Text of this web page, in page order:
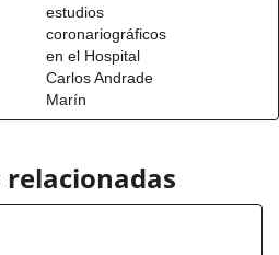
estudios
coronariográficos
en el Hospital
Carlos Andrade
Marín